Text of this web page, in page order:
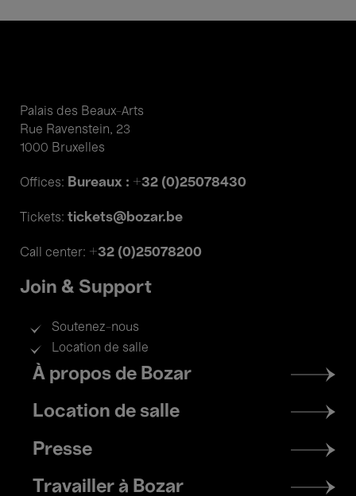
Palais des Beaux-Arts
Rue Ravenstein, 23
1000 Bruxelles
Offices: Bureaux : +32 (0)25078430
Tickets: tickets@bozar.be
Call center: +32 (0)25078200
Join & Support
Soutenez-nous
Location de salle
Footer
menu
À propos de Bozar
Location de salle
Presse
Travailler à Bozar